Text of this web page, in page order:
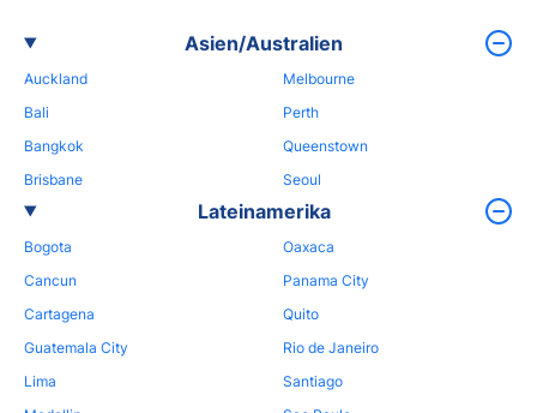
Asien/Australien
Auckland
Bali
Bangkok
Brisbane
Melbourne
Perth
Queenstown
Seoul
Lateinamerika
Bogota
Cancun
Cartagena
Guatemala City
Lima
Oaxaca
Panama City
Quito
Rio de Janeiro
Santiago